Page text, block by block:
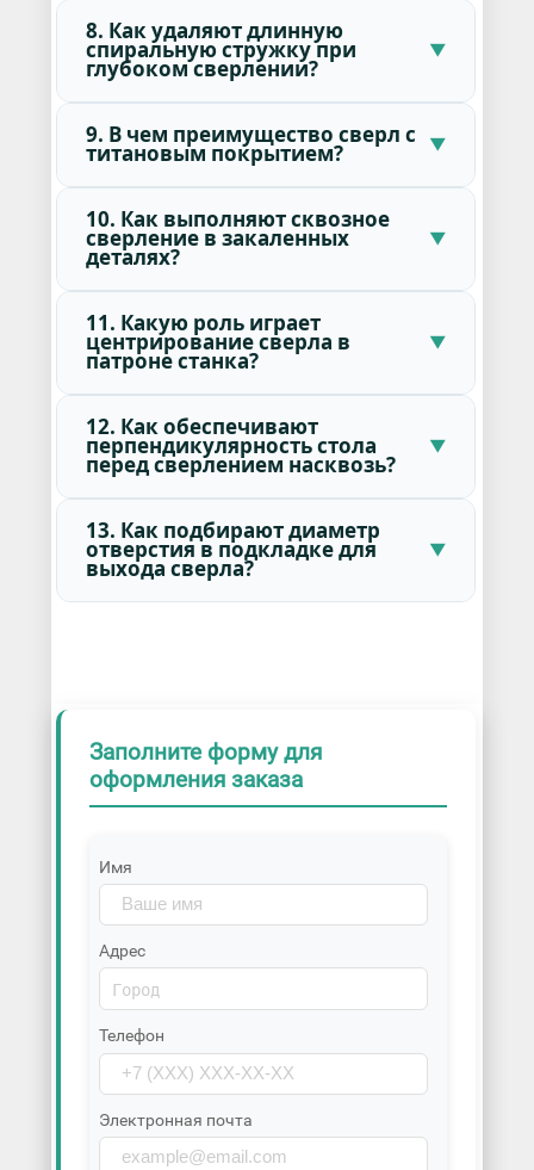
8. Как удаляют длинную
спиральную стружку при
глубоком сверлении?
9. В чем преимущество сверл с
титановым покрытием?
10. Как выполняют сквозное
сверление в закаленных
деталях?
11. Какую роль играет
центрирование сверла в
патроне станка?
12. Как обеспечивают
перпендикулярность стола
перед сверлением насквозь?
13. Как подбирают диаметр
отверстия в подкладке для
выхода сверла?
Заполните форму для
оформления заказа
Имя
Адрес
Телефон
Электронная почта